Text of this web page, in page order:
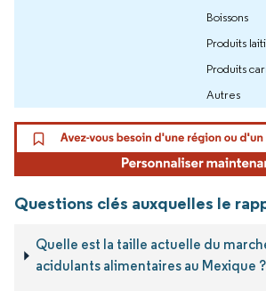
Boissons
Produits
Produits
Autres
Questions clés auxquelles le
Quelle est la taille actuelle du
acidulants alimentaires au Mexique ?